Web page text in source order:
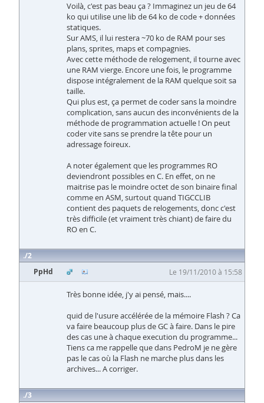
Voilà, c'est pas beau ça ? Immaginez un jeu de 64
ko qui utilise une lib de 64 ko de code + données
statiques.
Sur AMS, il lui restera ~70 ko de RAM pour ses
plans, sprites, maps et compagnies.
Avec cette méthode de relogement, il tourne avec
une RAM vierge. Encore une fois, le programme
dispose intégralement de la RAM quelque soit sa
taille.
Qui plus est, ça permet de coder sans la moindre
complication, sans aucun des inconvénients de la
méthode de programmation actuelle ! On peut
coder vite sans se prendre la tête pour un
adressage foireux.
A noter également que les programmes RO
deviendront possibles en C. En effet, on ne
maitrise pas le moindre octet de son binaire final
comme en ASM, surtout quand TIGCCLIB
contient des paquets de relogements, donc c'est
très difficile (et vraiment très chiant) de faire du
RO en C.
2
PpHd
Le 19/11/2010 à 15:58
Très bonne idée, j'y ai pensé, mais....
quid de l'usure accélérée de la mémoire Flash ? Ca
va faire beaucoup plus de GC à faire. Dans le pire
des cas une à chaque execution du programme...
Tiens ca me rappelle que dans PedroM je ne gère
pas le cas où la Flash ne marche plus dans les
archives... A corriger.
3